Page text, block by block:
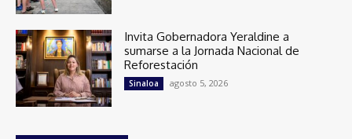
Invita Gobernadora Yeraldine a
sumarse a la Jornada Nacional de
Reforestación
Sinaloa agosto 5, 2026